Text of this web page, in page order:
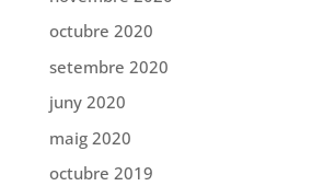
octubre 2020
setembre 2020
juny 2020
maig 2020
octubre 2019